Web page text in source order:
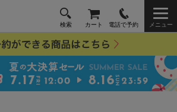
検索 カート 電話で予約 メニュー